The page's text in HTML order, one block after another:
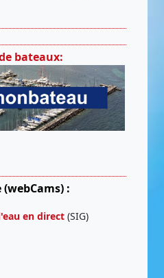
bateaux:
:
en direct(SIG)